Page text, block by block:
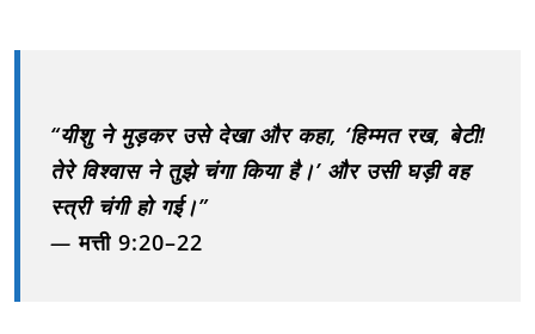
“यीशु ने मुड़कर उसे देखा और कहा, ‘हिम्मत रख, बेटी!
तेरे विश्वास ने तुझे चंगा किया है।’ और उसी घड़ी वह
स्त्री चंगी हो गई।”
—मत्ती 9:20–22